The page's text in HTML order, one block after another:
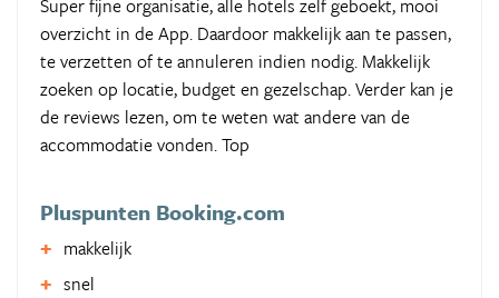
Super fijne organisatie, alle hotels zelf geboekt, mooi
overzicht in de App. Daardoor makkelijk aan te passen,
te verzetten of te annuleren indien nodig. Makkelijk
zoeken op locatie, budget en gezelschap. Verder kan je
de reviews lezen, om te weten wat andere van de
accommodatie vonden. Top
Pluspunten Booking.com
makkelijk
snel